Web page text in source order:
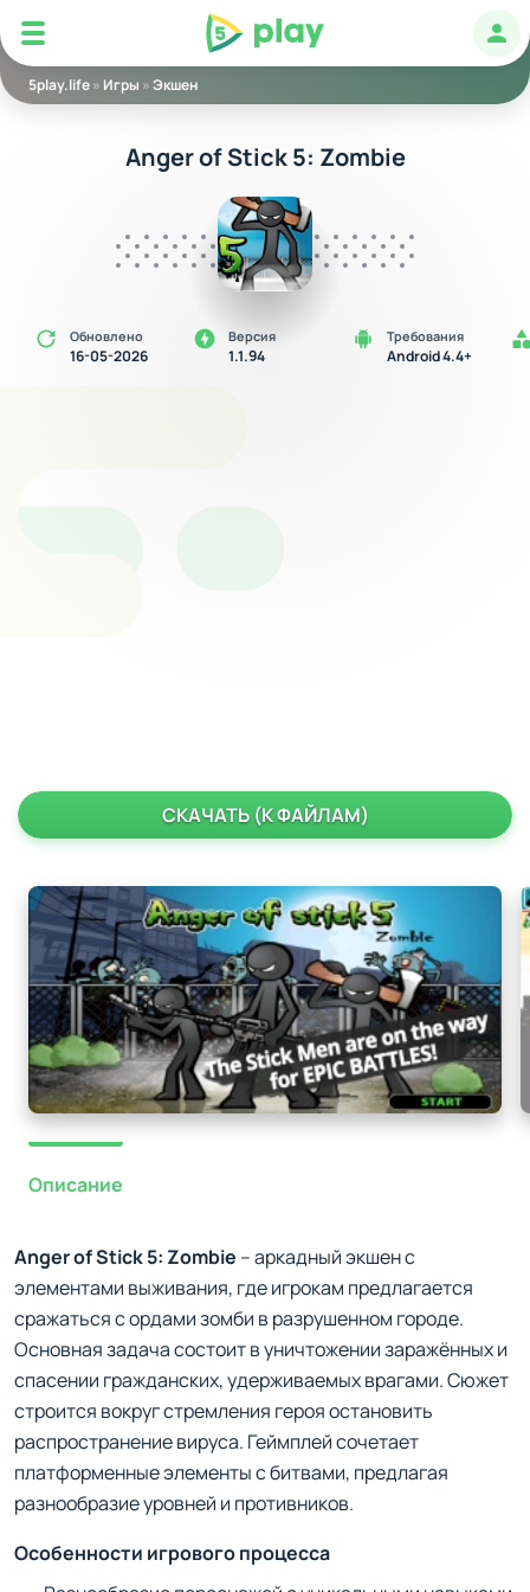
5play
5play.life» Игры »Экшен
Anger of Stick 5: Zombie
Обновлено
16-05-2026
Версия
1.1.94
Требования
Android 4.4+
СКАЧАТЬ (К ФАЙЛАМ)
Описание
Anger of Stick 5: Zombie – аркадный экшен с
элементами выживания, где игрокам предлагается
сражаться с ордами зомби в разрушенном городе.
Основная задача состоит в уничтожении заражённых и
спасении гражданских, удерживаемых врагами. Сюжет
строится вокруг стремления героя остановить
распространение вируса. Геймплей сочетает
платформенные элементы с битвами, предлагая
разнообразие уровней и противников.
Особенности игрового процесса